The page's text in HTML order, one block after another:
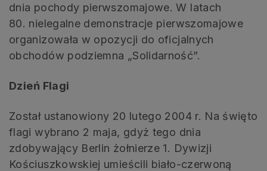
dnia pochody pierwszomajowe. W latach
80. nielegalne demonstracje pierwszomajowe
organizowała w opozycji do oficjalnych
obchodów podziemna „Solidarność”.
Dzień Flagi
Został ustanowiony 20 lutego 2004 r. Na święto
flagi wybrano 2 maja, gdyż tego dnia
zdobywający Berlin żołnierze 1. Dywizji
Kościuszkowskiej umieścili biało-czerwoną